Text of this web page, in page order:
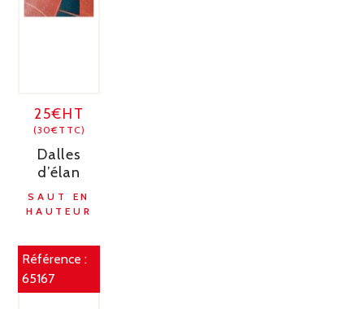
25€HT
(30€TTC)
Dalles
d’élan
SAUT EN
HAUTEUR
Référence :
65167